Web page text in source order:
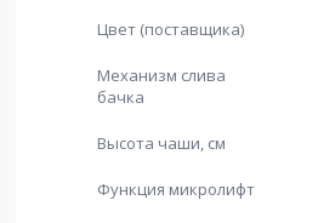
Цвет (поставщика)
Механизм слива
бачка
Высота чаши, см
Функция микролифт